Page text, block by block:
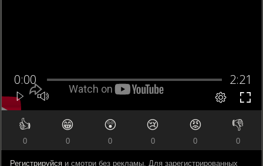
👍
0
😁
0
😲
0
😢
0
😡
0
👎
0
Регистрируйся и смотри без рекламы. Для зарегистрированных